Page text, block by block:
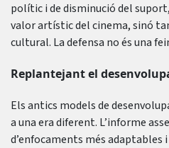
polític i de disminució del
valor artístic del cinema, sinó
cultural. La defensa no és una
Replantejant el
Els antics models de
a una era diferent. L’informe
d’enfocaments més